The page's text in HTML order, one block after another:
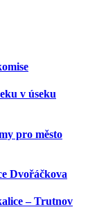
v úseku
pro město
Dvořáčkova
– Trutnov